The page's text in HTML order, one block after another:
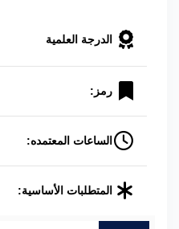
الدرجة العلمية
رمز:
الساعات المعتمده:
المتطلبات الأساسية: